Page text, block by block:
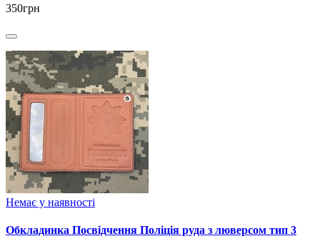
350грн
Немає у наявності
Обкладинка Посвідчення Поліція руда з люверсом тип 3